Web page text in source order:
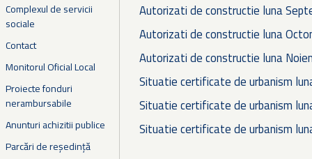
Complexul de servicii
sociale
Contact
Monitorul Oficial Local
Proiecte fonduri
nerambursabile
Anunturi achizitii publice
Parcări de reședință
Autorizati de constructie luna
Autorizati de constructie luna
Autorizati de constructie luna
Situatie certificate de urbanism
Situatie certificate de urbanism
Situatie certificate de urbanism